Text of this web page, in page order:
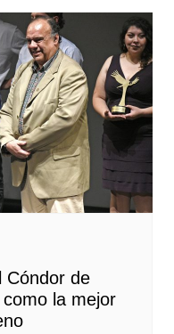
Cóndor de
la mejor